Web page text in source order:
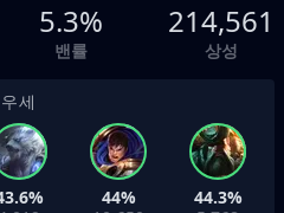
5.3%
밴률
214,561
상성
우세
44%
44.3%